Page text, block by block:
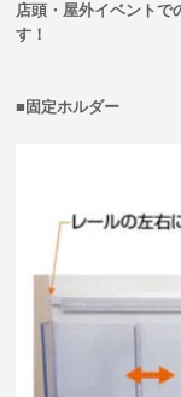
店頭・屋外イベントで
す！
■固定ホルダー